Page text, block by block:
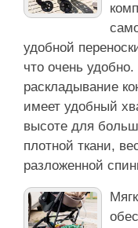
удобной
что очень
раскладывание
имеет удобный
высоте для
плотной ткани,
разложенной